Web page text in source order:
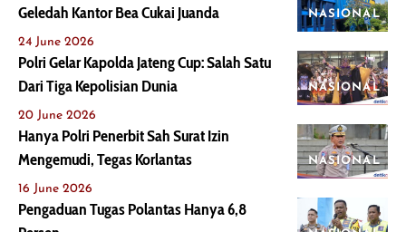
NASIONAL
Geledah Kantor Bea Cukai Juanda
24 June 2026
NASIONAL
Polri Gelar Kapolda Jateng Cup: Salah Satu
Dari Tiga Kepolisian Dunia
20 June 2026
NASIONAL
Hanya Polri Penerbit Sah Surat Izin
Mengemudi, Tegas Korlantas
16 June 2026
Pengaduan Tugas Polantas Hanya 6,8